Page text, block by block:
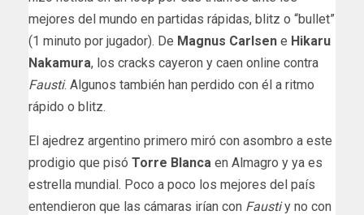
mejores del mundo en partidas rápidas, blitz o “bullet”
(1 minuto por jugador). De Magnus Carlsen e Hikaru
Nakamura, los cracks cayeron y caen online contra
Fausti. Algunos también han perdido con él a ritmo
rápido o blitz.
El ajedrez argentino primero miró con asombro a este
prodigio que pisó Torre Blanca en Almagro y ya es
estrella mundial. Poco a poco los mejores del país
entendieron que las cámaras irían con Faustiy no con